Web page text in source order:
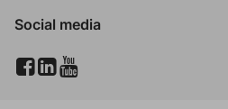
Social media